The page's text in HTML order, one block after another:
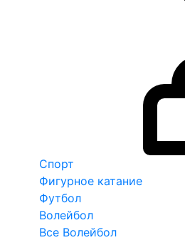
Спорт
Фигурное катание
Футбол
Волейбол
Все Волейбол